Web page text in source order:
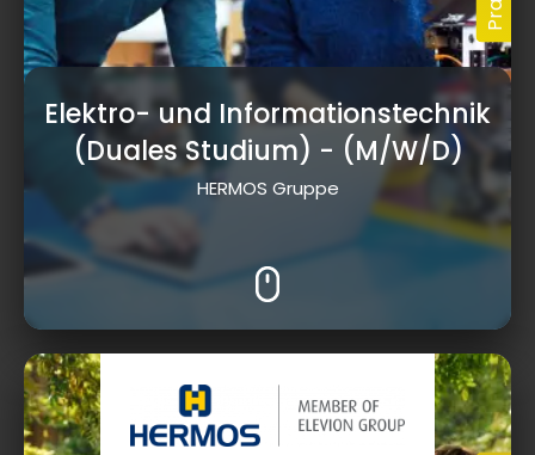
Elektro- und Informationstechnik
(Duales Studium) - (M/W/D)
HERMOS Gruppe